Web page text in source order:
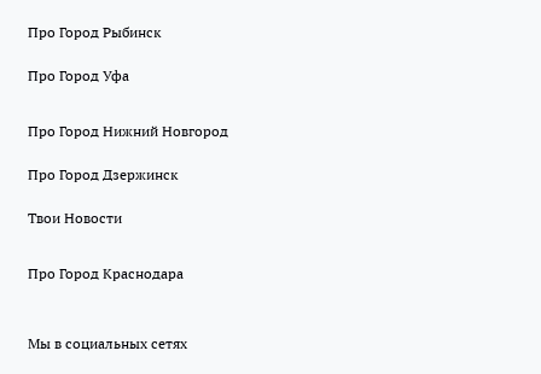
Про Город Рыбинск
Про Город Уфа
Про Город Нижний Новгород
Про Город Дзержинск
Твои Новости
Про Город Краснодара
Мы в социальных сетях